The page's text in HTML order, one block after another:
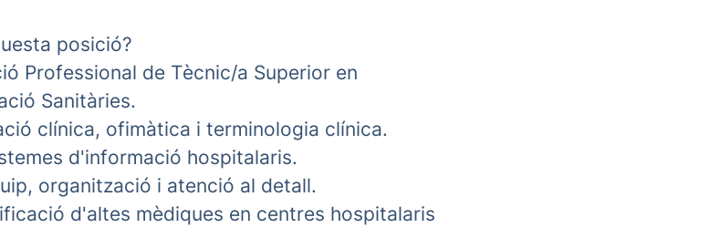
posició?
Professional de Tècnic/a Superior en
Sanitàries.
clínica, ofimàtica i terminologia clínica.
d'informació hospitalaris.
organització i atenció al detall.
d'altes mèdiques en centres hospitalaris